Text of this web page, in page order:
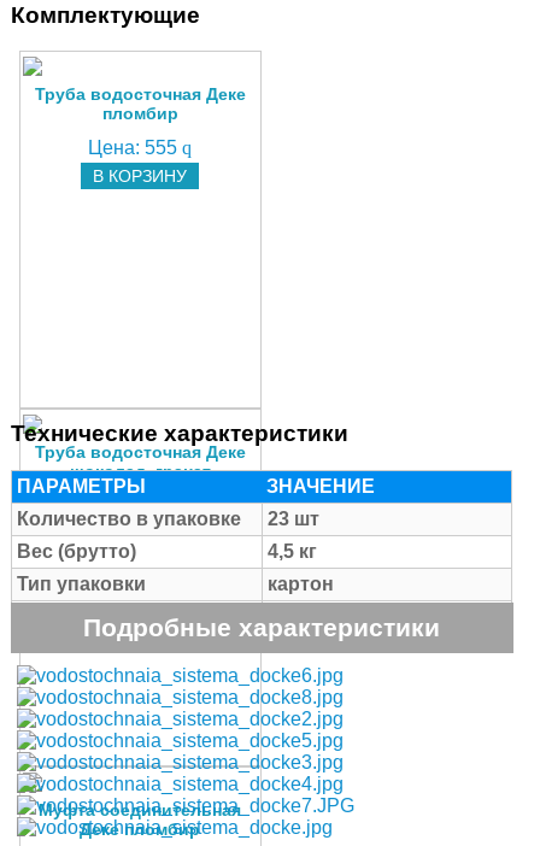
Комплектующие
Труба водосточная Деке
пломбир
Цена:555 q
В КОРЗИНУ
Труба водосточная Деке
шоколад, гранат
Цена:615 q
В КОРЗИНУ
Муфта соединительная
Деке пломбир
Технические характеристики
ПАРАМЕТРЫ
ЗНАЧЕНИЕ
Количество в упаковке
23 шт
Вес (брутто)
4,5 кг
Тип упаковки
картон
Размер упаковки
Подробные характеристики